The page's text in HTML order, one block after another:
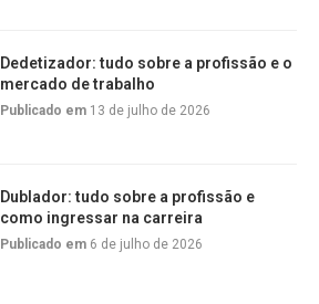
Dedetizador: tudo sobre a profissão e o
mercado de trabalho
Publicado em 13 de julho de 2026
Dublador: tudo sobre a profissão e
como ingressar na carreira
Publicado em 6 de julho de 2026